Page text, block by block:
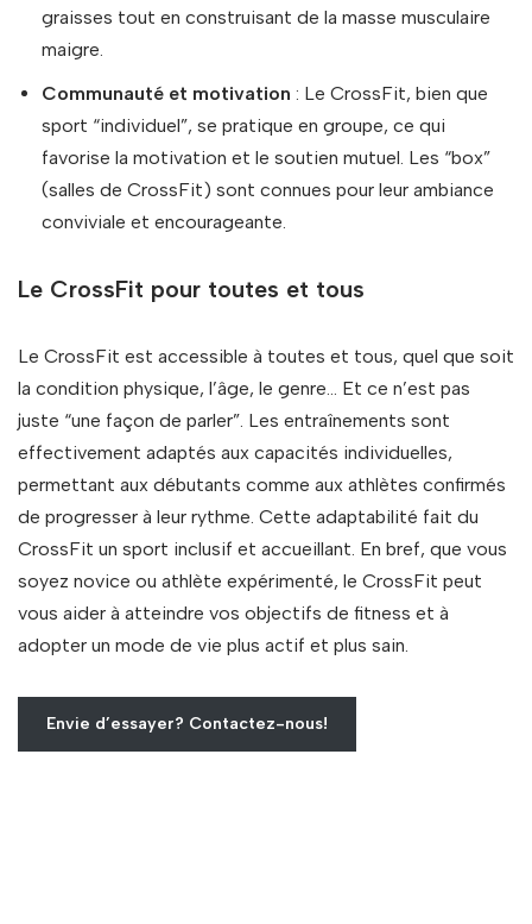
graisses tout en construisant de la masse musculaire
maigre.
Communauté et motivation : Le CrossFit, bien que
sport “individuel”, se pratique en groupe, ce qui
favorise la motivation et le soutien mutuel. Les “box”
(salles de CrossFit) sont connues pour leur ambiance
conviviale et encourageante​.
Le CrossFit pour toutes et tous
Le CrossFit est accessible à toutes et tous, quel que soit
la condition physique, l’âge, le genre… Et ce n’est pas
juste “une façon de parler”. Les entraînements sont
effectivement adaptés aux capacités individuelles,
permettant aux débutants comme aux athlètes confirmés
de progresser à leur rythme. Cette adaptabilité fait du
CrossFit un sport inclusif et accueillant. En bref, que vous
soyez novice ou athlète expérimenté, le CrossFit peut
vous aider à atteindre vos objectifs de fitness et à
adopter un mode de vie plus actif et plus sain.
Envie d’essayer? Contactez-nous!